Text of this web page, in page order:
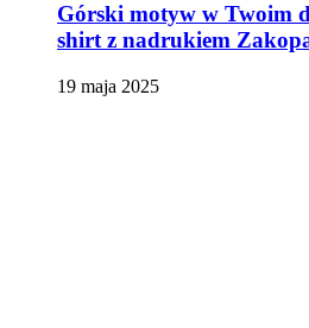
Górski motyw w Twoim
shirt z nadrukiem
19 maja 2025